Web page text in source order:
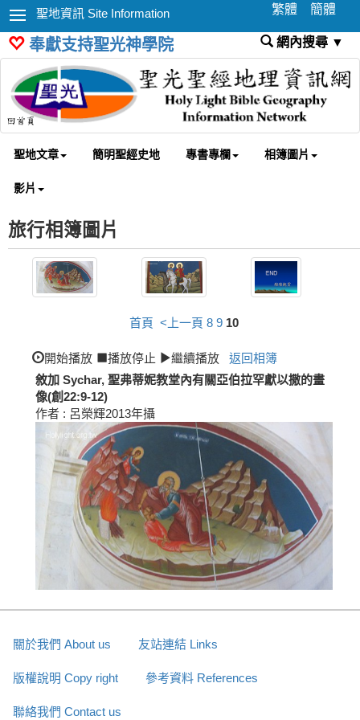
聖地資訊 Site Information 繁體 簡體
奉獻支持聖光神學院 網內搜尋 ▼
聖地文章 簡明聖經史地 專書專欄 相簿圖片
影片
旅行相簿圖片
首頁 <上一頁 8 9 10
開始播放 播放停止 繼續播放
返回相簿
敘加 Sychar, 聖弗蒂妮教堂內有關亞伯拉罕獻以撒的畫
像(創22:9-12)
作者 : 呂榮輝2013年攝
關於我們 About us 友站連結 Links
版權說明 Copy right 參考資料 References
聯絡我們 Contact us